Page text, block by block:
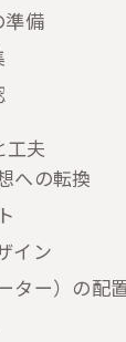
準備
工夫
への転換
イン
ター）の配